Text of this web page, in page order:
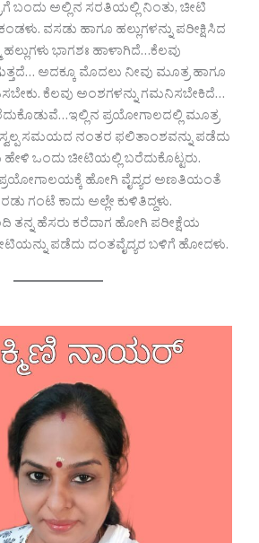
ಬಂದು ಅಲ್ಲಿನ ಸರತಿಯಲ್ಲಿ ನಿಂತು, ಚೀಟಿ
ವಸಡು ಹಾಗೂ ಹಲ್ಲುಗಳನ್ನು ಪರೀಕ್ಷಿಸಿದ
ಭಾಗಶಃ ಹಾಳಾಗಿದೆ…ಕೆಲವು
ಅದಕ್ಕೂ ಮೊದಲು ನೀವು ಮೂತ್ರ ಹಾಗೂ
ಕೆಲವು ಅಂಶಗಳನ್ನು ಗಮನಿಸಬೇಕಿದೆ…
ಪ್ರಯೋಗಾಲದಲ್ಲಿ ಮೂತ್ರ
ಸ್ವಲ್ಪ ಸಮಯದ ನಂತರ ಫಲಿತಾಂಶವನ್ನು ಪಡೆದು
ಹೇಳಿ ಒಂದು ಚೀಟಿಯಲ್ಲಿ ಬರೆದುಕೊಟ್ಟರು.
ಹೋಗಿ ವೈದ್ಯರ ಅಣತಿಯಂತೆ
ಗಂಟೆ ಕಾದು ಅಲ್ಲೇ ಕುಳಿತಿದ್ದಳು.
ತನ್ನ ಹೆಸರು ಕರೆದಾಗ ಹೋಗಿ ಪರೀಕ್ಷೆಯ
ಪಡೆದು ದಂತವೈದ್ಯರ ಬಳಿಗೆ ಹೋದಳು.